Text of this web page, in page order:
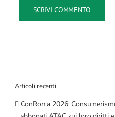
Articoli recenti
ConRoma 2026: